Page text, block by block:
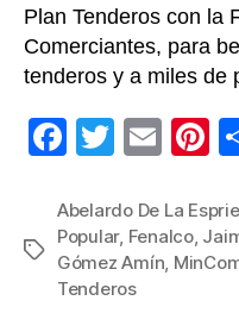
Plan Tenderos con la
Comerciantes, para
tenderos y a miles de
F
c
e
b
T
tt
er
E
ail
e
Etiquetas
Abelardo De La
Popular, Fenalco,
Gómez Amín,
Tenderos